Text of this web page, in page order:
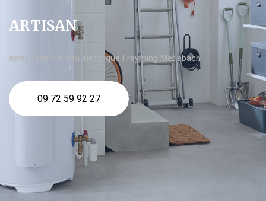
ARTISAN
devis Chauffe eau electrique Freyming Merlebach
09 72 59 92 27